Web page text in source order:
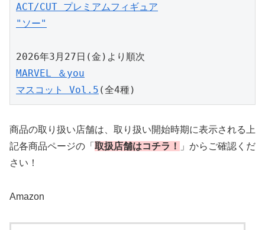
ACT/CUT プレミアムフィギュア
"ソー"
2026年3月27日(金)より順次
MARVEL ＆you
マスコット Vol.5 (全4種)
商品の取り扱い店舗は、取り扱い開始時期に表示される上
記各商品ページの「 取扱店舗はコチラ！
」からご確認くだ
さい！
Amazon